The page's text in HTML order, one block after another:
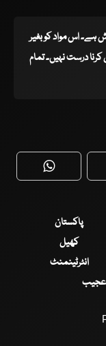
ہے۔ اس مواد کو بغیر
درست نہیں۔ تمام
WhatsApp
پاکستان
کھیل
انٹرٹینمنٹ